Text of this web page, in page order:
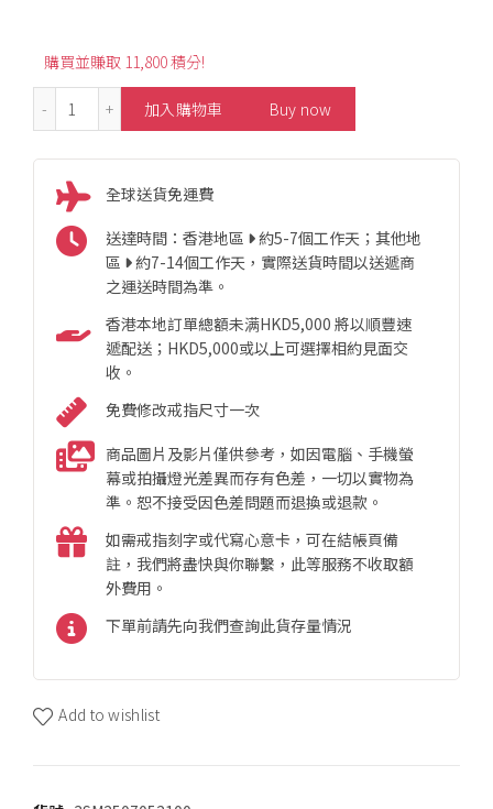
購買並賺取 11,800 積分!
1.8ct Fashion Pear-Shaped Emerald Pendant 數量
加入購物車 Buy now
全球送貨免運費
送達時間：香港地區
約5-7個工作天；其他地
區
約7-14個工作天，實際送貨時間以送遞商
之運送時間為準。
香港本地訂單總額未满HKD5,000 將以順豐速
遞配送；HKD5,000或以上可選擇相約見面交
收。
免費修改戒指尺寸一次
商品圖片及影片僅供參考，如因電腦、手機螢
幕或拍攝燈光差異而存有色差，一切以實物為
準。恕不接受因色差問題而退換或退款。
如需戒指刻字或代寫心意卡，可在結帳頁備
註，我們將盡快與你聯繫，此等服務不收取額
外費用。
下單前請先向我們查詢此貨存量情況
Add to wishlist